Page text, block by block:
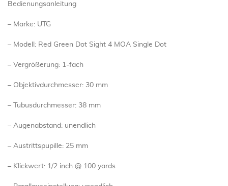
Bedienungsanleitung
– Marke: UTG
– Modell: Red Green Dot Sight 4 MOA Single Dot
– Vergrößerung: 1-fach
– Objektivdurchmesser: 30 mm
– Tubusdurchmesser: 38 mm
– Augenabstand: unendlich
– Austrittspupille: 25 mm
– Klickwert: 1/2 inch @ 100 yards